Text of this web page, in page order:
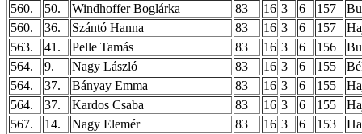
560.
50. Windhoffer Boglárka 83 16 3 6 157
560.
36. Szántó Hanna 83 16 3 6 157
563.
41. Pelle Tamás 83 16 3 6 156
564.
9. Nagy László 83 16 3 6 155
564.
37. Bányay Emma 83 16 3 6 155
564.
37. Kardos Csaba 83 16 3 6 155
567.
14. Nagy Elemér 83 16 3 6 153